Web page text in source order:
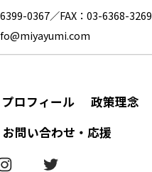
0367／FAX：03-6368-3269
プロフィール 政策理念
お問い合わせ・応援